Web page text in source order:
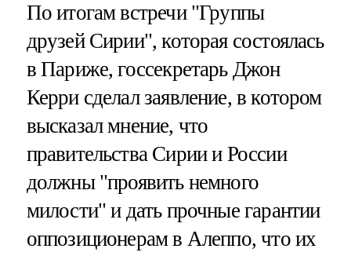
По итогам встречи "Группы
друзей Сирии", которая состоялась
в Париже, госсекретарь Джон
Керри сделал заявление, в котором
высказал мнение, что
правительства Сирии и России
должны "проявить немного
милости" и дать прочные гарантии
оппозиционерам в Алеппо, что их